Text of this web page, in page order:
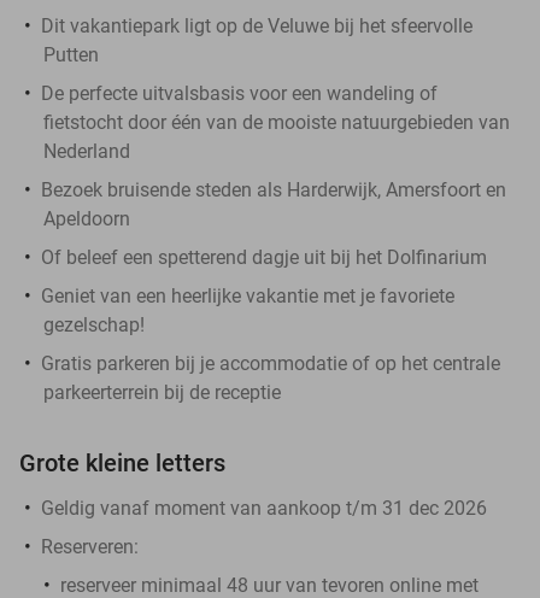
Dit vakantiepark ligt op de Veluwe bij het sfeervolle
Putten
De perfecte uitvalsbasis voor een wandeling of
fietstocht door één van de mooiste natuurgebieden van
Nederland
Bezoek bruisende steden als Harderwijk, Amersfoort en
Apeldoorn
Of beleef een spetterend dagje uit bij het Dolfinarium
Geniet van een heerlijke vakantie met je favoriete
gezelschap!
Gratis parkeren bij je accommodatie of op het centrale
parkeerterrein bij de receptie
Grote kleine letters
Geldig vanaf moment van aankoop t/m 31 dec 2026
Reserveren:
reserveer minimaal 48 uur van tevoren online met